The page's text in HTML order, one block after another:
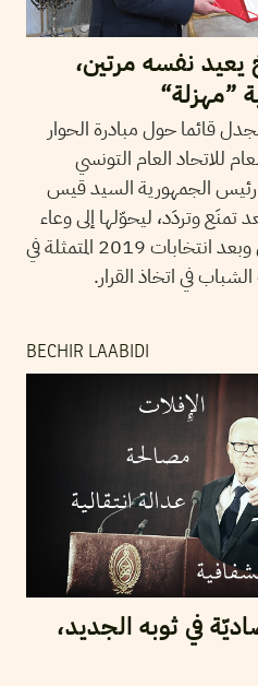
يعيد نفسه مرتين،
”مهزلة“
قائما حول مبادرة الحوار
للاتحاد العام التونسي
رئيس الجمهورية السيد قيس
وتردَد، ليحوّلها إلى وعاء
لشعاراته التي طالما ردَدها قبل وبعد انتخابات 2019 المتمثلة في
في اتخاذ القرار.
BECHIR LAABIDI
في ثوبه الجديد،